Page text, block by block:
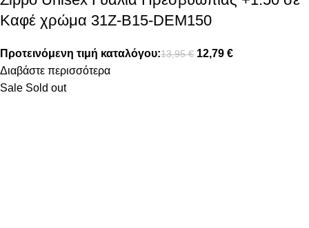
Καφέ χρώμα 31Z-B15-DEM150
Προτεινόμενη τιμή καταλόγου:13,95€ 12,79 €
Διαβάστε περισσότερα
Sale Sold out